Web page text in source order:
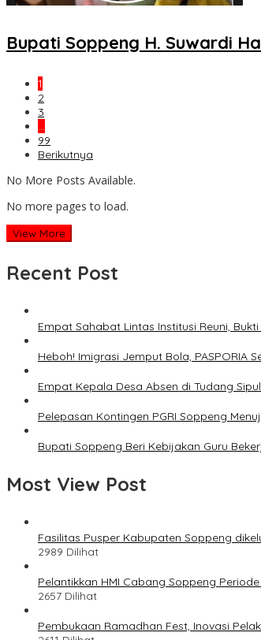
Bupati Soppeng H. Suwardi
1
2
3
…
99
Berikutnya
No More Posts Available.
No more pages to load.
View More
Recent Post
Empat Sahabat Lintas Institusi Reuni,
Heboh! Imigrasi Jemput Bola, PASPORIA
Empat Kepala Desa Absen di Tudang
Pelepasan Kontingen PGRI Soppeng
Bupati Soppeng Beri Kebijakan Guru
Most View Post
Fasilitas Pusper Kabupaten Soppeng
2989 Dilihat
Pelantikkan HMI Cabang Soppeng
2657 Dilihat
Pembukaan Ramadhan Fest, Inovasi